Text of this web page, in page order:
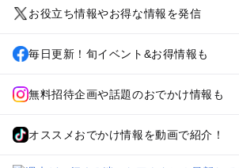
お役立ち情報やお得な情報を発信
毎日更新！旬イベント&お得情報も
無料招待企画や話題のおでかけ情報も
オススメおでかけ情報を動画で紹介！